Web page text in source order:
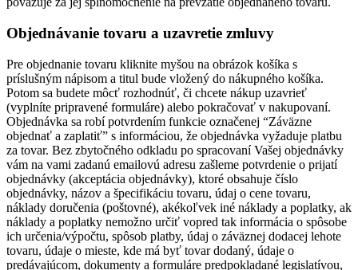
Objednávanie tovaru a uzavretie zmluvy
Pre objednanie tovaru kliknite myšou na obrázok košíka s
príslušným nápisom a titul bude vložený do nákupného košíka.
Potom sa budete môcť rozhodnúť, či chcete nákup uzavrieť
(vyplníte pripravené formuláre) alebo pokračovať v nakupovaní.
Objednávka sa robí potvrdením funkcie označenej “Záväzne
objednať a zaplatiť” s informáciou, že objednávka vyžaduje platbu
za tovar. Bez zbytočného odkladu po spracovaní Vašej objednávky
vám na vami zadanú emailovú adresu zašleme potvrdenie o prijatí
objednávky (akceptácia objednávky), ktoré obsahuje číslo
objednávky, názov a špecifikáciu tovaru, údaj o cene tovaru,
náklady doručenia (poštovné), akékoľvek iné náklady a poplatky, ak
náklady a poplatky nemožno určiť vopred tak informácia o spôsobe
ich určenia/výpočtu, spôsob platby, údaj o záväznej dodacej lehote
tovaru, údaje o mieste, kde má byť tovar dodaný, údaje o
predávajúcom, dokumenty a formuláre predpokladané legislatívou,